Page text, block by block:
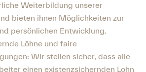
Weiterbildung unserer
bieten ihnen Möglichkeiten zur
persönlichen Entwicklung.
Löhne und faire
Wir stellen sicher, dass alle
einen existenzsichernden Lohn